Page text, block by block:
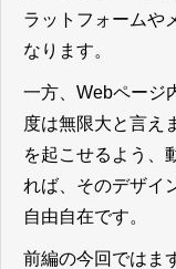
ラットフォームや
なります。
一方、Webページ
度は無限大と言え
を起こせるよう、
れば、そのデザイ
自由自在です。
前編の今回ではま